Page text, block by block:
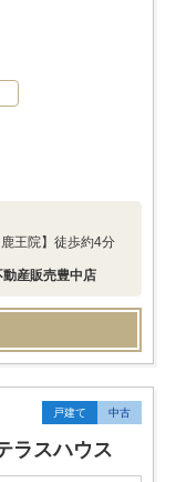
王院】徒歩約4分
産販売豊中店
戸建て 中古
ラスハウス